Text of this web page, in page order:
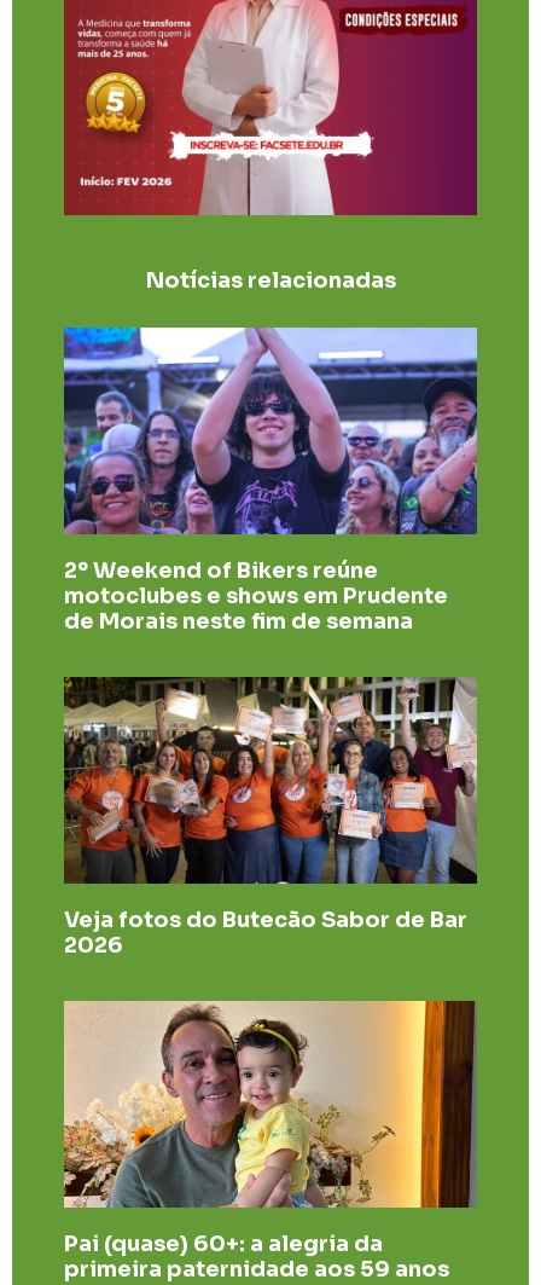
Notícias relacionadas
2º Weekend of Bikers reúne
motoclubes e shows em Prudente
de Morais neste fim de semana
Veja fotos do Butecão Sabor de Bar
2026
Pai (quase) 60+: a alegria da
primeira paternidade aos 59 anos